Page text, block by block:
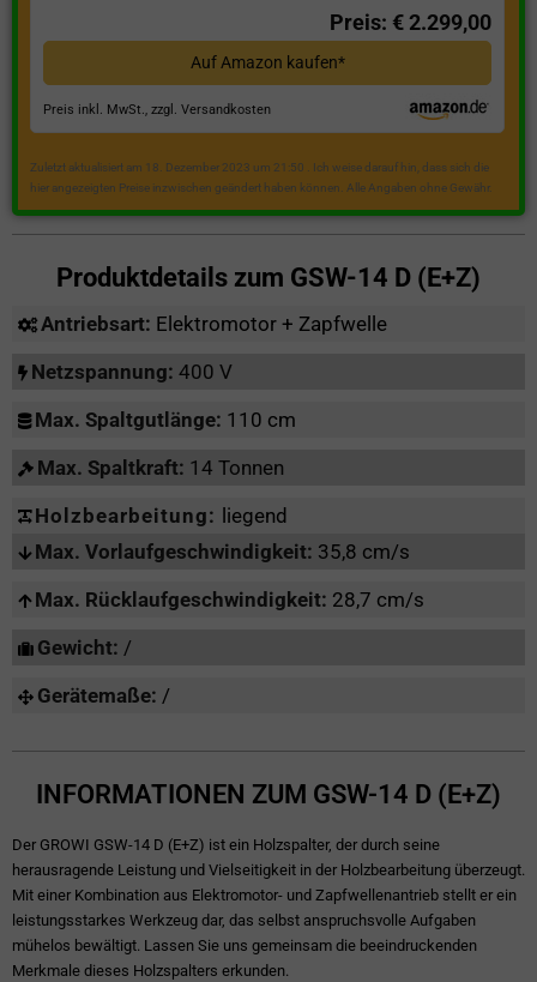
Preis: € 2.299,00
Auf Amazon kaufen*
Preis inkl. MwSt., zzgl. Versandkosten
Zuletzt aktualisiert am 18. Dezember 2023 um 21:50 . Ich weise darauf hin, dass sich die
hier angezeigten Preise inzwischen geändert haben können. Alle Angaben ohne Gewähr.
Produktdetails zum GSW-14 D (E+Z)
Antriebsart: Elektromotor + Zapfwelle
Netzspannung: 400 V
Max. Spaltgutlänge: 110 cm
Max. Spaltkraft: 14 Tonnen
Holzbearbeitung: liegend
Max. Vorlaufgeschwindigkeit: 35,8 cm/s
Max. Rücklaufgeschwindigkeit: 28,7 cm/s
Gewicht: /
Gerätemaße: /
INFORMATIONEN ZUM GSW-14 D (E+Z)
Der GROWI GSW-14 D (E+Z) ist ein Holzspalter, der durch seine
herausragende Leistung und Vielseitigkeit in der Holzbearbeitung überzeugt.
Mit einer Kombination aus Elektromotor- und Zapfwellenantrieb stellt er ein
leistungsstarkes Werkzeug dar, das selbst anspruchsvolle Aufgaben
mühelos bewältigt. Lassen Sie uns gemeinsam die beeindruckenden
Merkmale dieses Holzspalters erkunden.